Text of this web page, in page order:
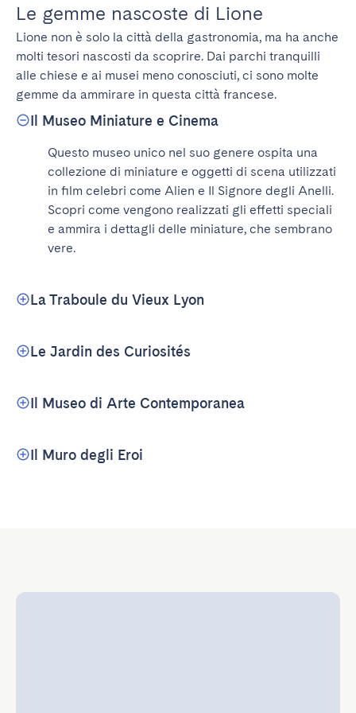
Le gemme nascoste di Lione
Lione non è solo la città della gastronomia, ma ha anche
molti tesori nascosti da scoprire. Dai parchi tranquilli
alle chiese e ai musei meno conosciuti, ci sono molte
gemme da ammirare in questa città francese.
Il Museo Miniature e Cinema
Questo museo unico nel suo genere ospita una
collezione di miniature e oggetti di scena utilizzati
in film celebri come Alien e Il Signore degli Anelli.
Scopri come vengono realizzati gli effetti speciali
e ammira i dettagli delle miniature, che sembrano
vere.
La Traboule du Vieux Lyon
Le Jardin des Curiosités
Il Museo di Arte Contemporanea
Il Muro degli Eroi